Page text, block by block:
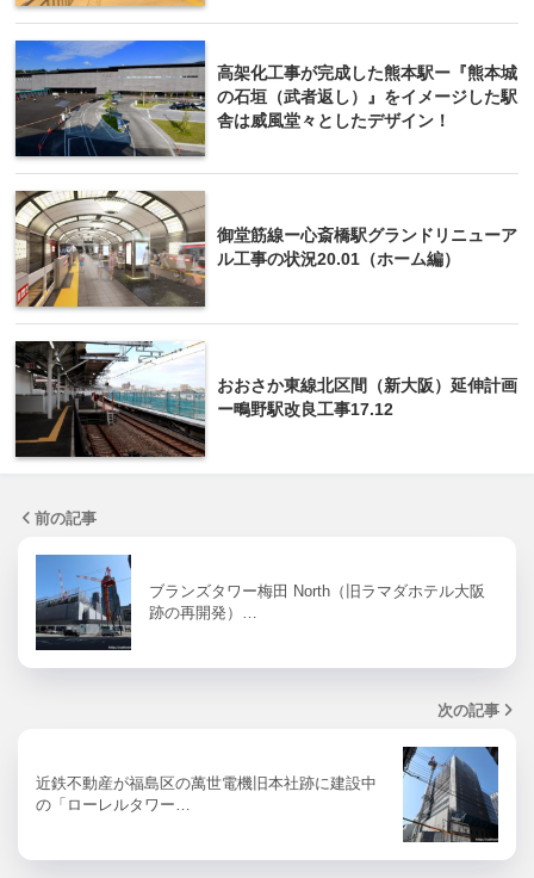
高架化工事が完成した熊本駅ー『熊本城
の石垣（武者返し）』をイメージした駅
舎は威風堂々としたデザイン！
御堂筋線ー心斎橋駅グランドリニューア
ル工事の状況20.01（ホーム編）
おおさか東線北区間（新大阪）延伸計画
ー鴫野駅改良工事17.12
前の記事
ブランズタワー梅田 North（旧ラマダホテル大阪
跡の再開発）…
次の記事
近鉄不動産が福島区の萬世電機旧本社跡に建設中
の「ローレルタワー…